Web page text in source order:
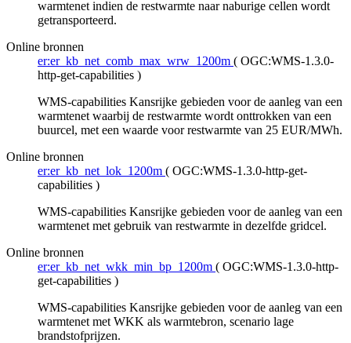
warmtenet indien de restwarmte naar naburige cellen wordt
getransporteerd.
Online bronnen
er:er_kb_net_comb_max_wrw_1200m ( OGC:WMS-1.3.0-
http-get-capabilities )
WMS-capabilities Kansrijke gebieden voor de aanleg van een
warmtenet waarbij de restwarmte wordt onttrokken van een
buurcel, met een waarde voor restwarmte van 25 EUR/MWh.
Online bronnen
er:er_kb_net_lok_1200m ( OGC:WMS-1.3.0-http-get-
capabilities )
WMS-capabilities Kansrijke gebieden voor de aanleg van een
warmtenet met gebruik van restwarmte in dezelfde gridcel.
Online bronnen
er:er_kb_net_wkk_min_bp_1200m ( OGC:WMS-1.3.0-http-
get-capabilities )
WMS-capabilities Kansrijke gebieden voor de aanleg van een
warmtenet met WKK als warmtebron, scenario lage
brandstofprijzen.